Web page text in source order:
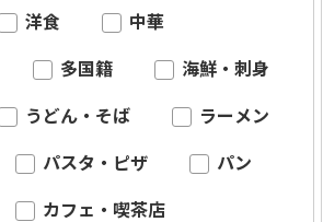
洋食 中華
多国籍 海鮮・刺身
うどん・そば ラーメン
パスタ・ピザ パン
カフェ・喫茶店